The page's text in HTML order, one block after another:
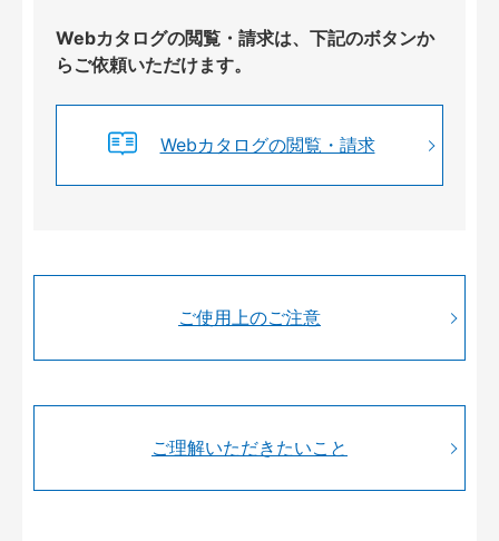
Webカタログの閲覧・請求は、下記のボタンか
らご依頼いただけます。
Webカタログの閲覧・請求
ご使用上のご注意
ご理解いただきたいこと